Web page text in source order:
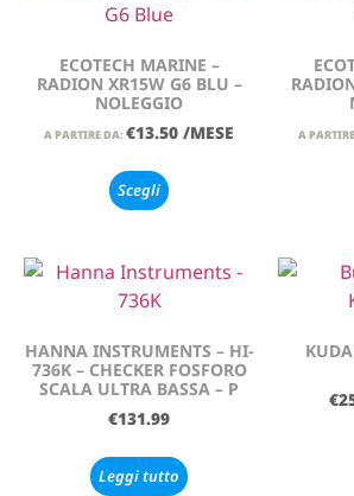
ECOTECH MARINE –
RADION XR15W G6 BLU –
NOLEGGIO
A PARTIRE DA: €13.50 /MESE
Scegli
A
HANNA INSTRUMENTS – HI-
736K – CHECKER FOSFORO
SCALA ULTRA BASSA – P
€131.99
Leggi tutto
€